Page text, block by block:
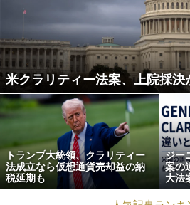
米クラリティー法案、上院採
トランプ大統領、クラリティー
法成立なら仮想通貨売却益の納
税延期も
ジー
案の
大法